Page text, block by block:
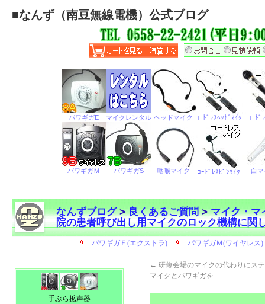
■なんず（南豆無線電機）公式ブログ
なんずブログ>良くあるご質問>マイク・マ
院の患者呼び出し用マイクのロック機構に関
← 研修会場のマイクの代わりにス
マイクとパワギガを
手ぶら拡声器